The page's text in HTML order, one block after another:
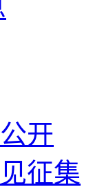
开
征集